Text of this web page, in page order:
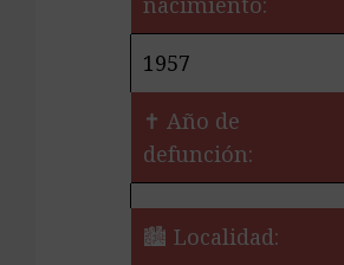
1957
✝ Año de
defunción:
🏙️ Localidad: